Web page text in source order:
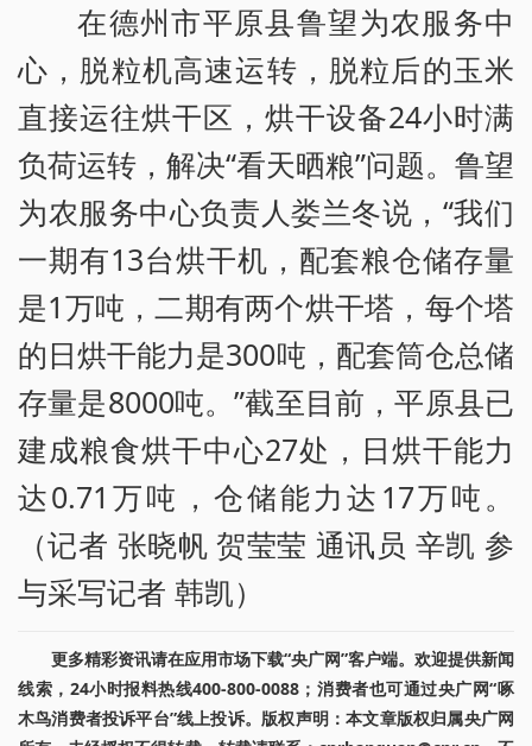
在德州市平原县鲁望为农服务中
心，脱粒机高速运转，脱粒后的玉米
直接运往烘干区，烘干设备24小时满
负荷运转，解决“看天晒粮”问题。鲁望
为农服务中心负责人娄兰冬说，“我们
一期有13台烘干机，配套粮仓储存量
是1万吨，二期有两个烘干塔，每个塔
的日烘干能力是300吨，配套筒仓总储
存量是8000吨。”截至目前，平原县已
建成粮食烘干中心27处，日烘干能力
达0.71万吨，仓储能力达17万吨。
（记者 张晓帆 贺莹莹 通讯员 辛凯 参
与采写记者 韩凯）
更多精彩资讯请在应用市场下载“央广网”客户端。欢迎提供新闻
线索，24小时报料热线400-800-0088；消费者也可通过央广网“啄
木鸟消费者投诉平台”线上投诉。版权声明：本文章版权归属央广网